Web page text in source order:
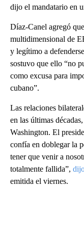
dijo el mandatario en
Díaz-Canel agregó
multidimensional de
y legítimo a
sostuvo que ello “no
como excusa para
cubano”.
Las relaciones
en las últimas
Washington. El
confía en doblegar la
tener que venir a
totalmente fallida”,
emitida el viernes.